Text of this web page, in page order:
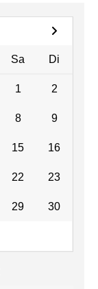
Sa Di
1 2
8 9
15 16
22 23
29 30